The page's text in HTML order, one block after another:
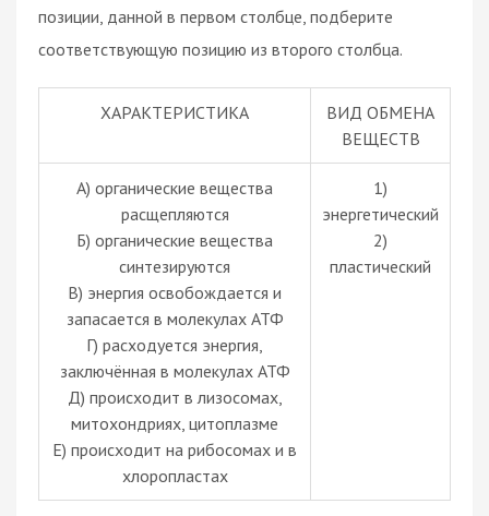
позиции, данной в первом столбце, подберите
соответствующую позицию из второго столбца.
ХАРАКТЕРИСТИКА
ВИД ОБМЕНА
ВЕЩЕСТВ
А) органические вещества
расщепляются
Б) органические вещества
синтезируются
В) энергия освобождается и
запасается в молекулах АТФ
Г) расходуется энергия,
заключённая в молекулах АТФ
Д) происходит в лизосомах,
митохондриях, цитоплазме
Е) происходит на рибосомах и в
хлоропластах
1)
энергетический
2)
пластический